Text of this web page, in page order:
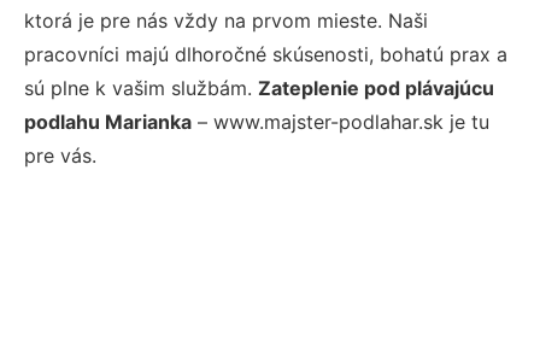
ktorá je pre nás vždy na prvom mieste. Naši
pracovníci majú dlhoročné skúsenosti, bohatú prax a
sú plne k vašim službám. Zateplenie pod plávajúcu
podlahu Marianka – www.majster-podlahar.sk je tu
pre vás.